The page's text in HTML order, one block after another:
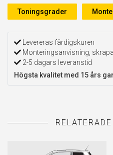
Toningsgrader
Levereras färdigskuren
Monteringsanvisning,
2-5 dagars leveranstid
Högsta kvalitet med 15 års